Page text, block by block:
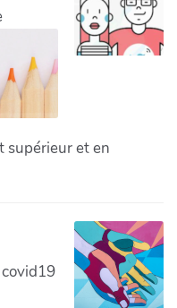
supérieur et en